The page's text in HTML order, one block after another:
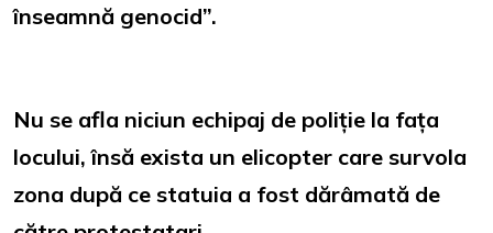
înseamnă genocid”.
Nu se afla niciun echipaj de poliție la fața
locului, însă exista un elicopter care survola
zona după ce statuia a fost dărâmată de